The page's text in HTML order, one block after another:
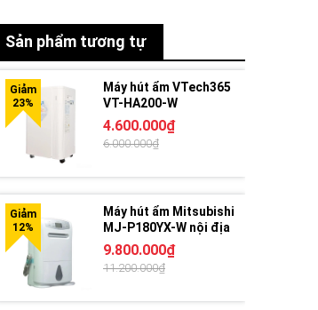
Sản phẩm tương tự
Máy hút ẩm VTech365
VT-HA200-W
4.600.000₫
6.000.000₫
Máy hút ẩm Mitsubishi
MJ-P180YX-W nội địa
Nhật Bản – 18L/ngày,
vận hành bền bỉ
9.800.000₫
11.200.000₫